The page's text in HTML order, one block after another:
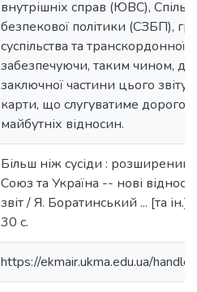
внутрішніх справ (ЮВС),
безпекової політики (СЗБП),
суспільства та транскордонної
забезпечуючи, таким чином,
заключної частини цього звіту
карти, що слугуватиме
майбутніх відносин.
Більш ніж сусіди :
Союз та Україна -- нові
звіт / Я. Боратинський ... [та
30 с.
https://ekmair.ukma.edu.ua/